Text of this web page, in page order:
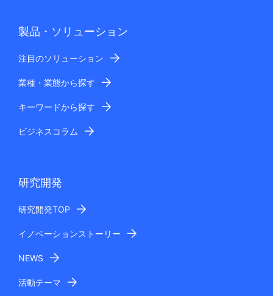
上記利用目的の範囲
提供する個人情報の項目
ご入力いただきましたお客さまの個人情報（お
い合わせ内容等）
暗号化等の安全管理措置を施した上で提供
提供を受ける者
個人情報の取扱いの委託
取り扱いをNECグループの関係会社等に委託する場合が
個人情報のご提供の任意性
お客さまの個人情報のご提供につきましては任意です
が、その際は、お問い合わせに対応できない場合があり
ます。
製品・ソリューション
注目のソリューション
業種・業態から探す
キーワードから探す
ビジネスコラム
研究開発
研究開発TOP
イノベーションストーリー
NEWS
活動テーマ